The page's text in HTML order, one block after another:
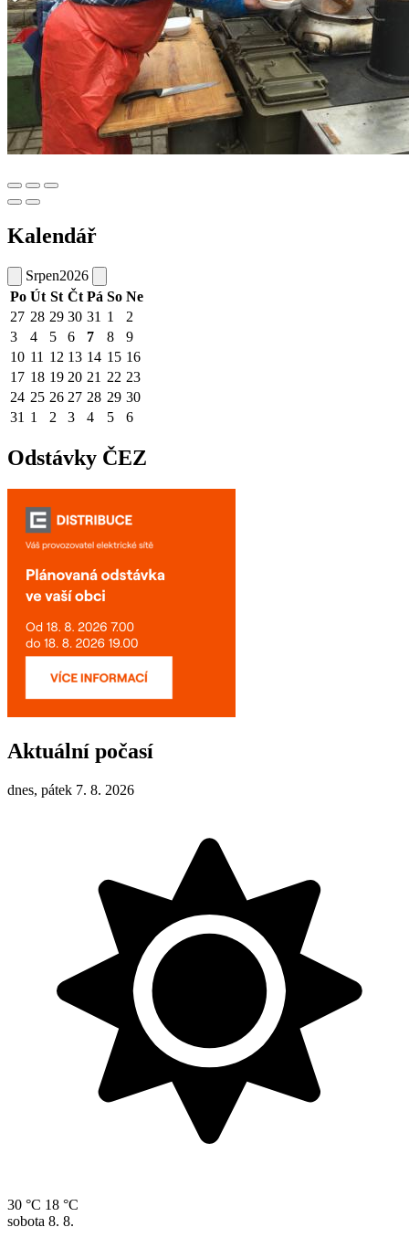
Kalendář
Srpen2026
Po Út St Čt Pá So Ne
27 28 29 30 31 1
2
3
4 5 6 7 8
9
10 11 12 13 14 15 16
17 18 19 20 21 22 23
24 25 26 27 28 29 30
31 1 2 3 4 5 6
Odstávky ČEZ
Aktuální počasí
dnes, pátek 7. 8. 2026
30 °C 18 °C
sobota 8. 8.